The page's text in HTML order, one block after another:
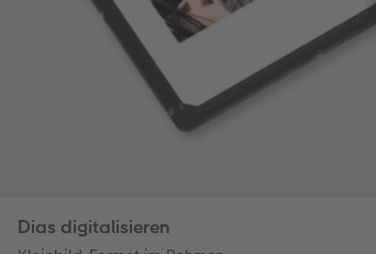
Dias digitalisieren